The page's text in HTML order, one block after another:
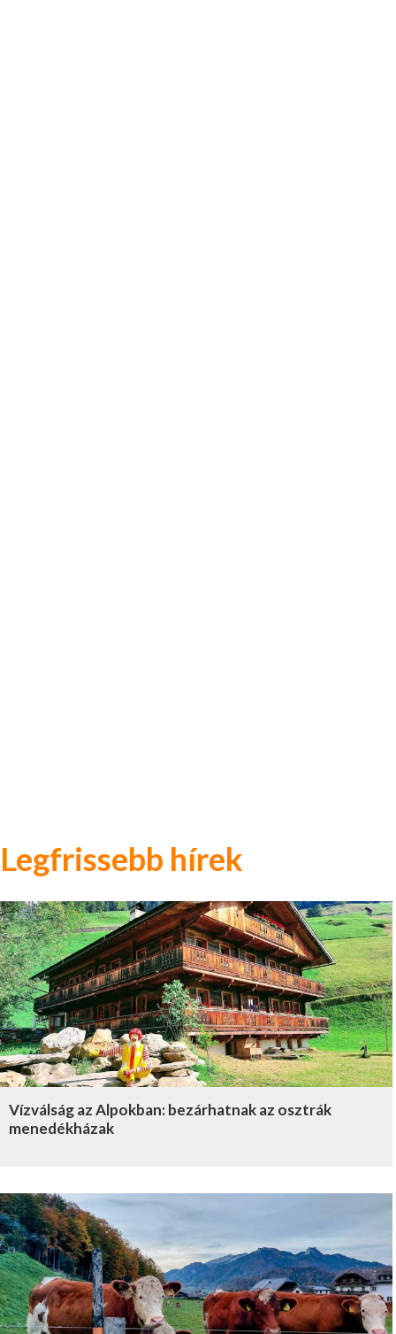
Legfrissebb hírek
Vízválság az Alpokban: bezárhatnak az osztrák
menedékházak